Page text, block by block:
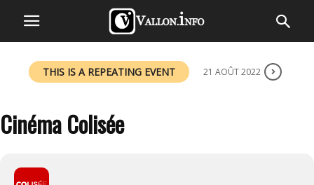
THIS IS A REPEATING EVENT 21 AOÛT 2022
Cinéma Colisée